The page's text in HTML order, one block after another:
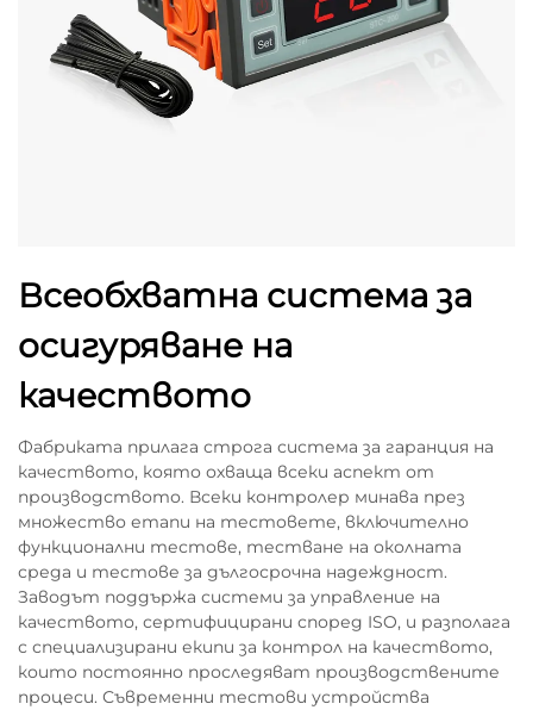
Всеобхватна система за
осигуряване на
качеството
Фабриката прилага строга система за гаранция на
качеството, която охваща всеки аспект от
производството. Всеки контролер минава през
множество етапи на тестовете, включително
функционални тестове, тестване на околната
среда и тестове за дългосрочна надеждност.
Заводът поддържа системи за управление на
качеството, сертифицирани според ISO, и разполага
с специализирани екипи за контрол на качеството,
които постоянно проследяват производствените
процеси. Съвременни тестови устройства